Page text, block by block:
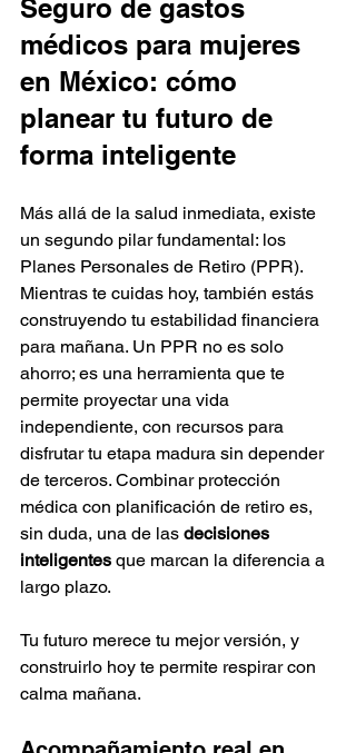
Seguro de gastos
médicos para mujeres
en México: cómo
planear tu futuro de
forma inteligente
Más allá de la salud inmediata, existe
un segundo pilar fundamental: los
Planes Personales de Retiro (PPR).
Mientras te cuidas hoy, también estás
construyendo tu estabilidad financiera
para mañana. Un PPR no es solo
ahorro; es una herramienta que te
permite proyectar una vida
independiente, con recursos para
disfrutar tu etapa madura sin depender
de terceros. Combinar protección
médica con planificación de retiro es,
sin duda, una de las decisiones
inteligentes que marcan la diferencia a
largo plazo.
Tu futuro merece tu mejor versión, y
construirlo hoy te permite respirar con
calma mañana.